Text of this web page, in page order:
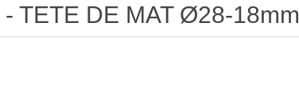
TETE DE MAT Ø28-18mm